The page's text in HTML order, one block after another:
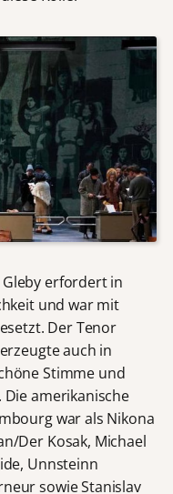
erfordert in
und war mit
Der Tenor
auch in
Stimme und
amerikanische
war als Nikona
Der Kosak, Michael
Unnsteinn
sowie Stanislav